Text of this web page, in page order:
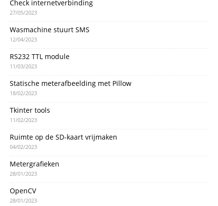
Check internetverbinding
27/05/2023
Wasmachine stuurt SMS
12/04/2023
RS232 TTL module
11/03/2023
Statische meterafbeelding met Pillow
18/02/2023
Tkinter tools
11/02/2023
Ruimte op de SD-kaart vrijmaken
04/02/2023
Metergrafieken
28/01/2023
OpenCV
28/01/2023